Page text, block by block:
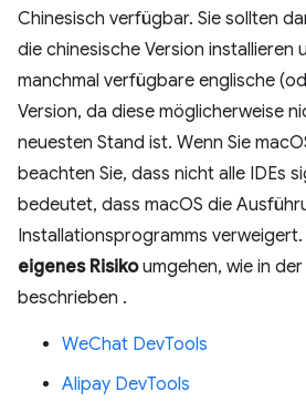
Chinesisch verfügbar. Sie sollten
die chinesische Version installieren
manchmal verfügbare englische
Version, da diese möglicherweise
neuesten Stand ist. Wenn Sie
beachten Sie, dass nicht alle IDEs
bedeutet, dass macOS die
Installationsprogramms verweigert.
eigenes Risikoumgehen, wie in
beschrieben .
WeChat DevTools
Alipay DevTools